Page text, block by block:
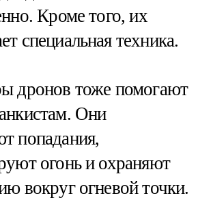
Кроме того, их
специальная техника.
дронов тоже помогают
Они
попадания,
огонь и охраняют
вокруг огневой точки.